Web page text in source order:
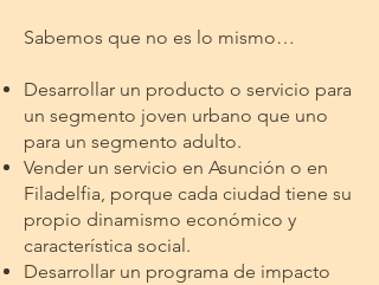
Sabemos que no es lo mismo…
Desarrollar un producto o servicio para
un segmento joven urbano que uno
para un segmento adulto.
Vender un servicio en Asunción o en
Filadelfia, porque cada ciudad tiene su
propio dinamismo económico y
característica social.
Desarrollar un programa de impacto